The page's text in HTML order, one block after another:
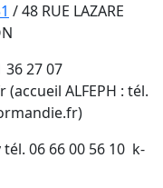
/ 48 RUE LAZARE
36 27 07
ALFEPH : tél.
06 66 00 56 10 k-